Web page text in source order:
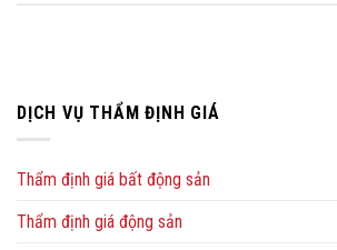
DỊCH VỤ THẨM ĐỊNH GIÁ
Thẩm định giá bất động sản
Thẩm định giá động sản